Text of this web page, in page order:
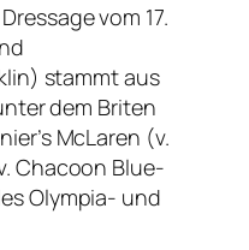
vom 17.
stammt aus
dem Briten
McLaren (v.
Chacoon Blue-
Olympia- und